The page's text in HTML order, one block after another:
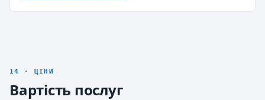
14 · ЦІНИ
Вартість послуг